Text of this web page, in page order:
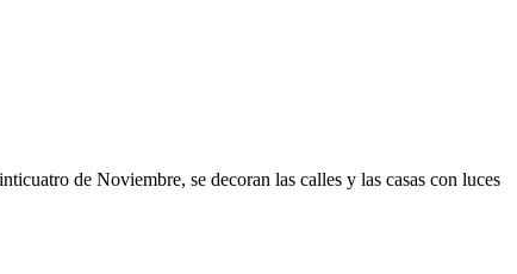
de Noviembre, se decoran las calles y las casas con luces